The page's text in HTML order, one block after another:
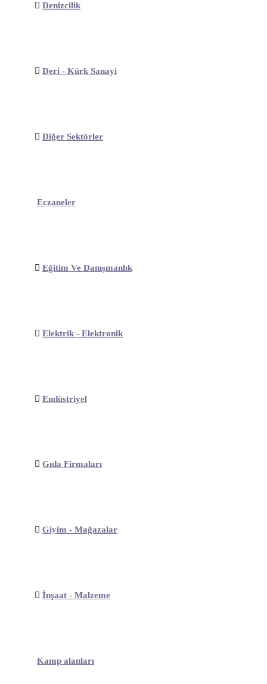
Denizcilik
Deri - Kürk Sanayi
Diğer Sektörler
Eczaneler
Eğitim Ve Danışmanlık
Elektrik - Elektronik
Endüstriyel
Gıda Firmaları
Giyim - Mağazalar
İnşaat - Malzeme
Kamp alanları